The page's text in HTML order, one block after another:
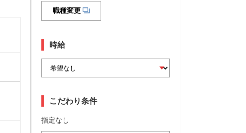
職種変更
時給
こだわり条件
指定なし